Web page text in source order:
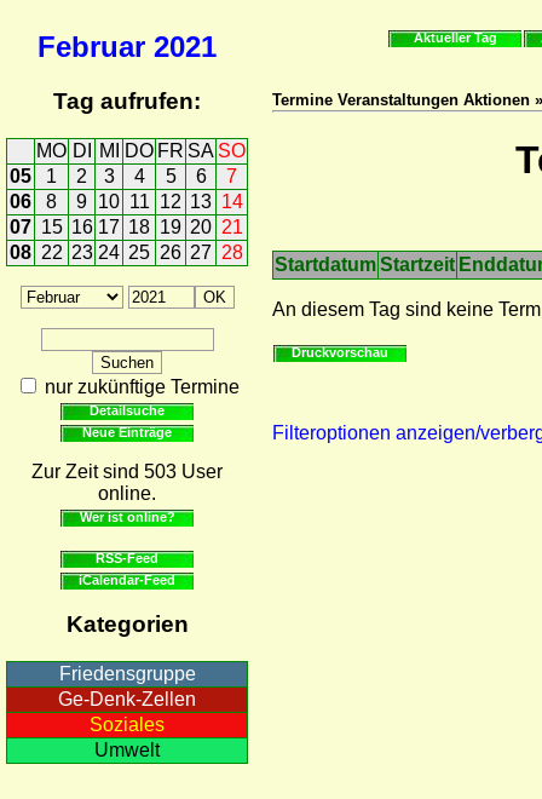
Februar 2021
Tag aufrufen:
MO DI MI DO FR SA SO
05
1 2 3 4 5 6
7
06
8 9 10 11 12 13 14
07 15 16 17 18 19 20 21
08 22 23 24 25 26 27 28
nur zukünftige Termine
Detailsuche
Neue Einträge
Zur Zeit sind 503 User
online.
Wer ist online?
RSS-Feed
iCalendar-Feed
Kategorien
Friedensgruppe
Ge-Denk-Zellen
Soziales
Umwelt
Aktueller Tag
Termine Veranstaltungen Aktionen
StartdatumStartzeit
An diesem Tag sind keine
Druckvorschau
Filteroptionen anzeigen/